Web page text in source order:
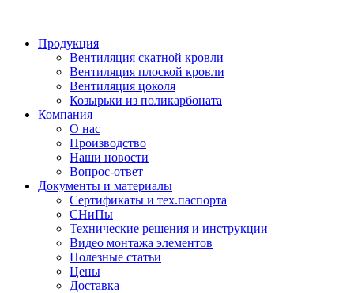
Продукция
Вентиляция скатной кровли
Вентиляция плоской кровли
Вентиляция цоколя
Козырьки из поликарбоната
Компания
О нас
Производство
Наши новости
Вопрос-ответ
Документы и материалы
Сертификаты и тех.паспорта
СНиПы
Технические решения и инструкции
Видео монтажа элементов
Полезные статьи
Цены
Доставка